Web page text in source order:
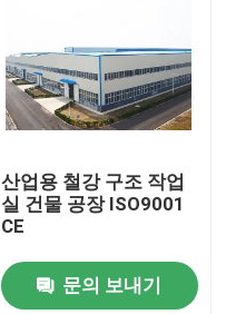
산업용 철강 구조 작업
실 건물 공장 ISO9001
CE
문의 보내기